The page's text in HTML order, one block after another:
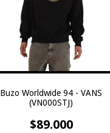
Buzo Worldwide 94 - VANS
(VN000STJ)
$89.000